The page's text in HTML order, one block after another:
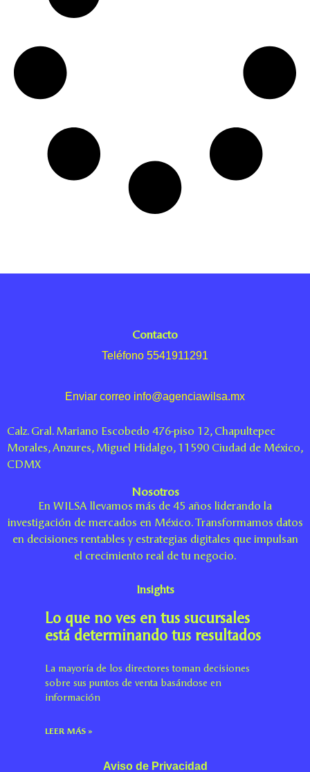
Contacto
Teléfono 5541911291
Enviar correo info@agenciawilsa.mx
Calz. Gral. Mariano Escobedo 476-piso 12, Chapultepec
Morales, Anzures, Miguel Hidalgo, 11590 Ciudad de México,
CDMX
Nosotros
En WILSA llevamos más de 45 años liderando la
investigación de mercados en México. Transformamos datos
en decisiones rentables y estrategias digitales que impulsan
el crecimiento real de tu negocio.
Insights
Lo que no ves en tus sucursales
está determinando tus resultados
La mayoría de los directores toman decisiones
sobre sus puntos de venta basándose en
información
LEER MÁS »
Aviso de Privacidad